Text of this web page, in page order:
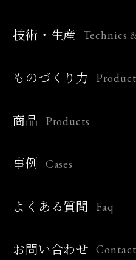
技術・生産 Technics
ものづくり力
商品 Products
事例 Cases
よくある質問 Faq
お問い合わせ Contact